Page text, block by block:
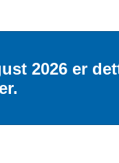
2026 er